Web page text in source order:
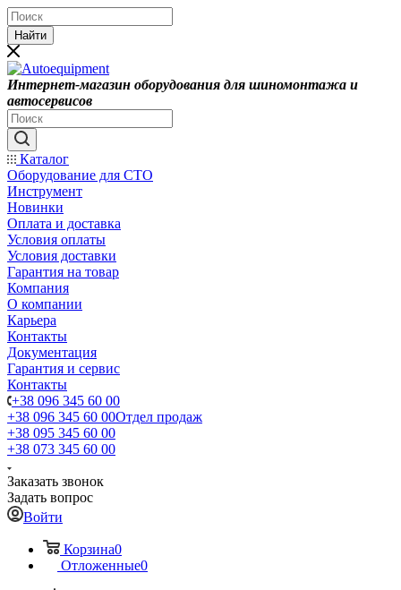
Найти
Интернет-магазин оборудования для шиномонтажа и
автосервисов
Каталог
Оборудование для СТО
Инструмент
Новинки
Оплата и доставка
Условия оплаты
Условия доставки
Гарантия на товар
Компания
О компании
Карьера
Контакты
Документация
Гарантия и сервис
Контакты
+38 096 345 60 00
+38 096 345 60 00Отдел продаж
+38 095 345 60 00
+38 073 345 60 00
Заказать звонок
Задать вопрос
Войти
Корзина0
Отложенные0